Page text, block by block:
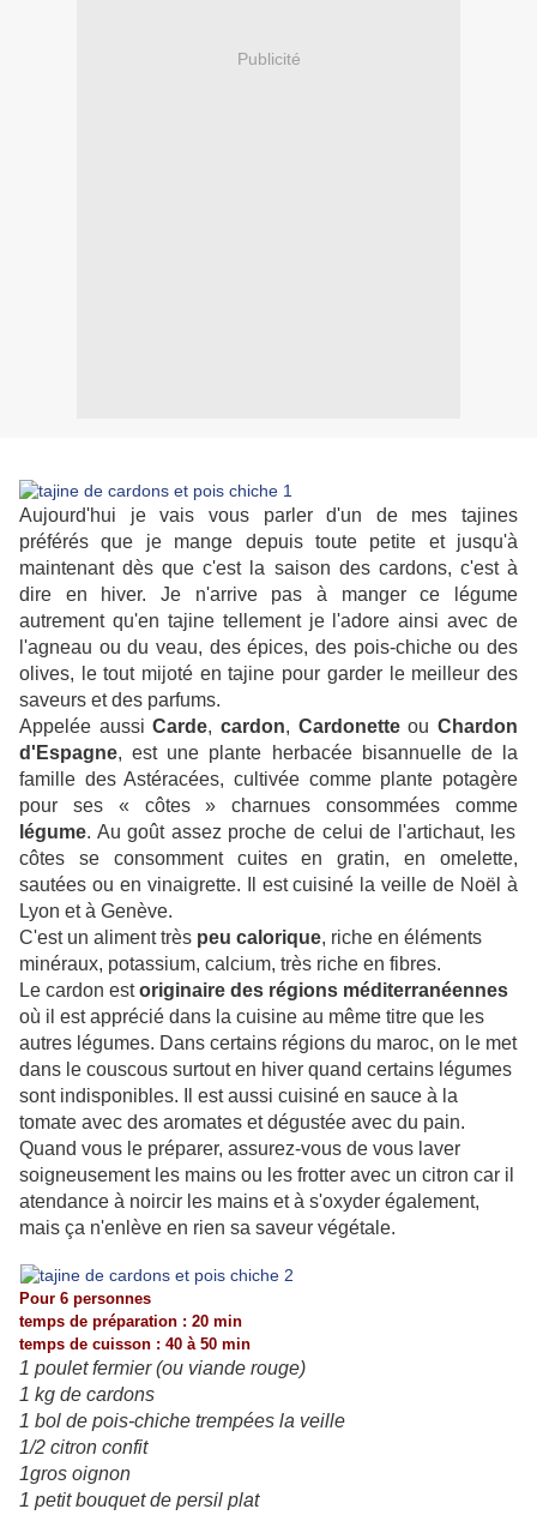
Publicité
Aujourd'hui je vais vous parler d'un de mes tajines
préférés que je mange depuis toute petite et jusqu'à
maintenant dès que c'est la saison des cardons, c'est à
dire en hiver. Je n'arrive pas à manger ce légume
autrement qu'en tajine tellement je l'adore ainsi avec de
l'agneau ou du veau, des épices, des pois-chiche ou des
olives, le tout mijoté en tajine pour garder le meilleur des
saveurs et des parfums.
Appelée aussiCarde,cardon, CardonetteouChardon
d'Espagne, est une plante herbacée bisannuelle de la
famille des Astéracées, cultivée comme plante potagère
pour ses « côtes » charnues consommées comme
légume. Au goût assez proche de celui de l'artichaut, les
côtes se consomment cuites en gratin, en omelette,
sautées ou en vinaigrette. Il est cuisiné la veille de Noël à
Lyon et à Genève.
C'est un aliment très peu calorique, riche en éléments
minéraux, potassium, calcium, très riche en fibres.
Le cardon estoriginaire des régions méditerranéennes
où il est apprécié dans la cuisine au même titre que les
autres légumes. Dans certains régions du maroc, on le met
dans le couscous surtout en hiver quand certains légumes
sont indisponibles. Il est aussi cuisiné en sauce à la
tomate avec des aromates et dégustée avec du pain.
Quand vous le préparer, assurez-vous de vous laver
soigneusement les mains ou les frotter avec un citron car il
atendance à noircir les mains et à s'oxyder également,
mais ça n'enlève en rien sa saveur végétale.
Pour 6 personnes
temps de préparation : 20 min
temps de cuisson : 40 à 50 min
1 poulet fermier (ou viande rouge)
1 kg de cardons
1 bol de pois-chiche trempées la veille
1/2 citron confit
1gros oignon
1 petit bouquet de persil plat